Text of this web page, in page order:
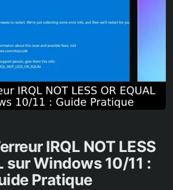
IRQL NOT LESS
sur Windows 10/11 :
Pratique